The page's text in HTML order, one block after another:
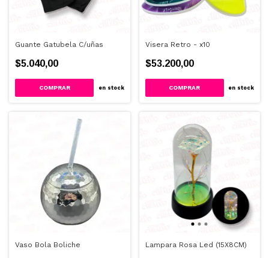
Guante Gatubela C/uñas
$5.040,00
en stock
Visera Retro - x10
$53.200,00
en stock
Vaso Bola Boliche Lampara Rosa Led (15X8CM)